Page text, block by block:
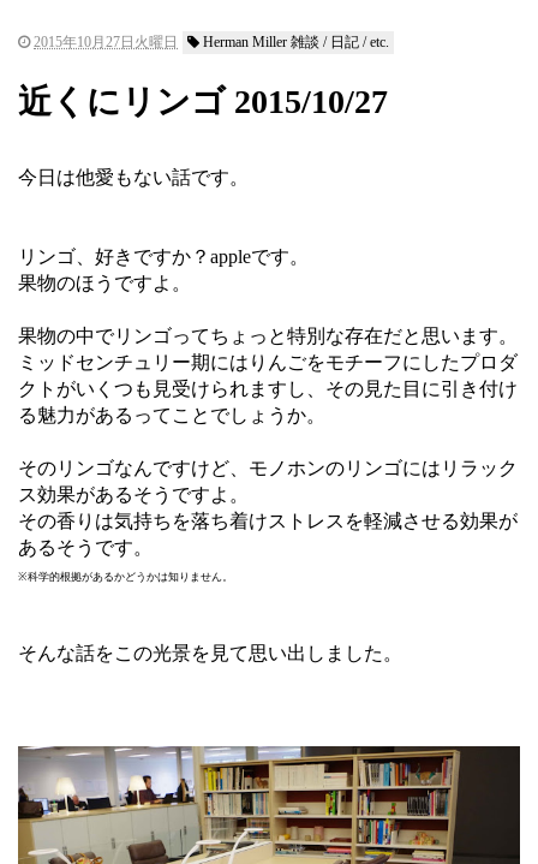
2015年10月27日火曜日 Herman Miller 雑談 / 日記 / etc.
近くにリンゴ 2015/10/27
今日は他愛もない話です。
リンゴ、好きですか？appleです。
果物のほうですよ。
果物の中でリンゴってちょっと特別な存在だと思います。
ミッドセンチュリー期にはりんごをモチーフにしたプロダ
クトがいくつも見受けられますし、その見た目に引き付け
る魅力があるってことでしょうか。
そのリンゴなんですけど、モノホンのリンゴにはリラック
ス効果があるそうですよ。
その香りは気持ちを落ち着けストレスを軽減させる効果が
あるそうです。
※科学的根拠があるかどうかは知りません。
そんな話をこの光景を見て思い出しました。